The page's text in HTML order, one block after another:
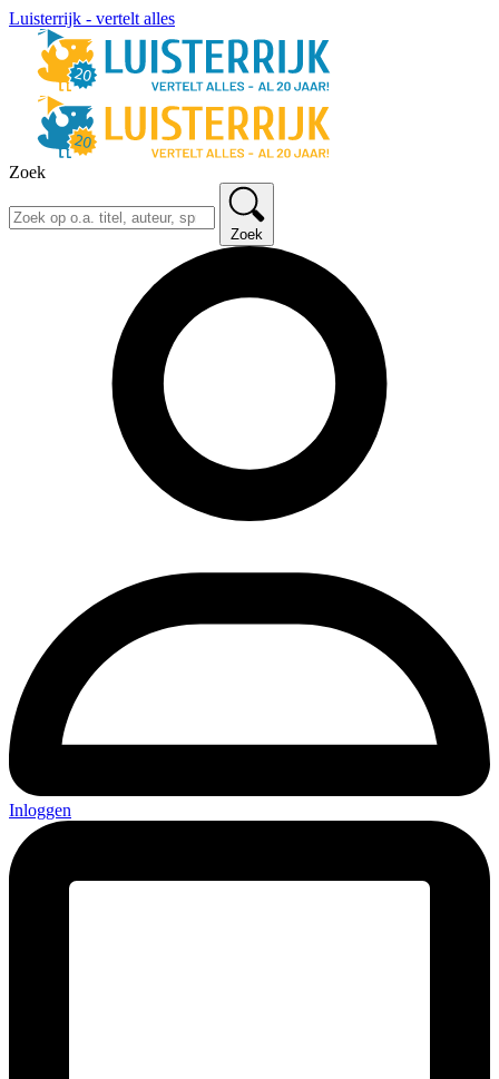
Luisterrijk - vertelt alles
Zoek
Zoek
Inloggen